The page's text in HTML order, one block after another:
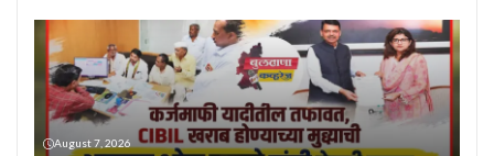
August 7, 2026